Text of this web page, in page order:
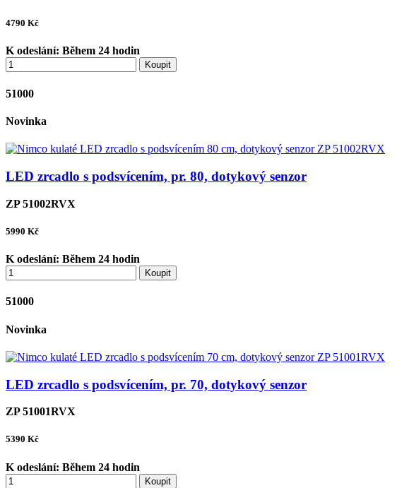
4790 Kč
K odeslání: Během 24 hodin
Koupit
51000
Novinka
LED zrcadlo s podsvícením, pr. 80, dotykový senzor
ZP 51002RVX
5990 Kč
K odeslání: Během 24 hodin
Koupit
51000
Novinka
LED zrcadlo s podsvícením, pr. 70, dotykový senzor
ZP 51001RVX
5390 Kč
K odeslání: Během 24 hodin
Koupit